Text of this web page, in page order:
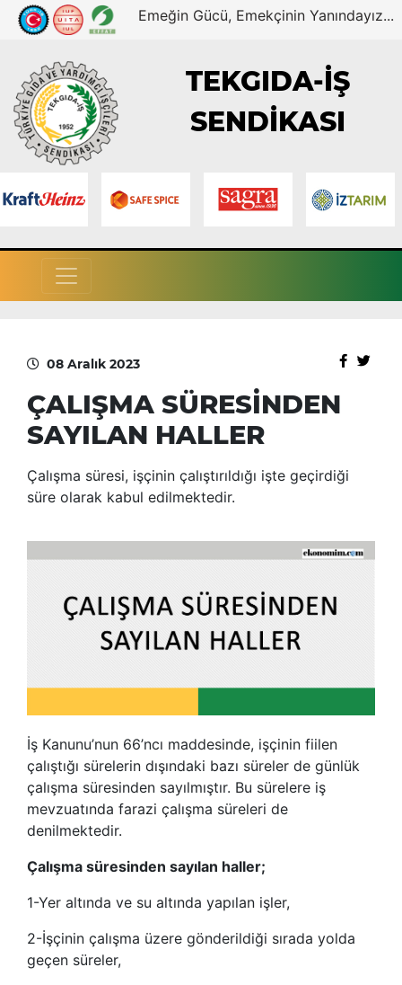
Emeğin Gücü, Emekçinin Yanındayız...
TEKGIDA-İŞ
SENDİKASI
08 Aralık 2023
ÇALIŞMA SÜRESİNDEN
SAYILAN HALLER
Çalışma süresi, işçinin çalıştırıldığı işte geçirdiği
süre olarak kabul edilmektedir.
İş Kanunu’nun 66’ncı maddesinde, işçinin fiilen
çalıştığı sürelerin dışındaki bazı süreler de günlük
çalışma süresinden sayılmıştır. Bu sürelere iş
mevzuatında farazi çalışma süreleri de
denilmektedir.
Çalışma süresinden sayılan haller;
1-Yer altında ve su altında yapılan işler,
2-İşçinin çalışma üzere gönderildiği sırada yolda
geçen süreler,